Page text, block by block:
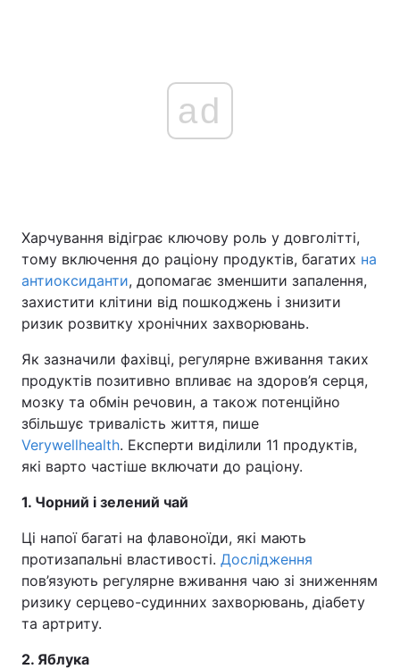
ad
Харчування відіграє ключову роль у довголітті,
тому включення до раціону продуктів, багатих на
антиоксиданти, допомагає зменшити запалення,
захистити клітини від пошкоджень і знизити
ризик розвитку хронічних захворювань.
Як зазначили фахівці, регулярне вживання таких
продуктів позитивно впливає на здоров’я серця,
мозку та обмін речовин, а також потенційно
збільшує тривалість життя, пише
Verywellhealth. Експерти виділили 11 продуктів,
які варто частіше включати до раціону.
1. Чорний і зелений чай
Ці напої багаті на флавоноїди, які мають
протизапальні властивості. Дослідження
пов’язують регулярне вживання чаю зі зниженням
ризику серцево-судинних захворювань, діабету
та артриту.
2. Яблука